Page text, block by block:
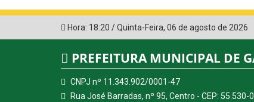
Hora: 18:21 /Quinta-Feira, 06 de agosto de 2026
PREFEITURA MUNICIPAL DE
CNPJ nº 11.343.902/0001-47
Rua José Barradas, nº 95, Centro - CEP: 55.530-